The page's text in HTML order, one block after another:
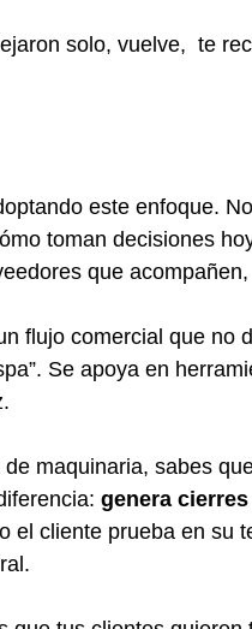
solo, vuelve,  te
este enfoque.
toman decisiones
que
flujo comercial que no
Se apoya en
maquinaria, sabes
genera
el cliente prueba en su